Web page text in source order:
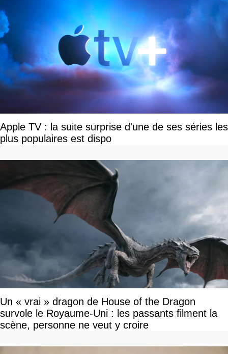
Apple TV : la suite surprise d'une de ses séries les
plus populaires est dispo
Un « vrai » dragon de House of the Dragon
survole le Royaume-Uni : les passants filment la
scène, personne ne veut y croire